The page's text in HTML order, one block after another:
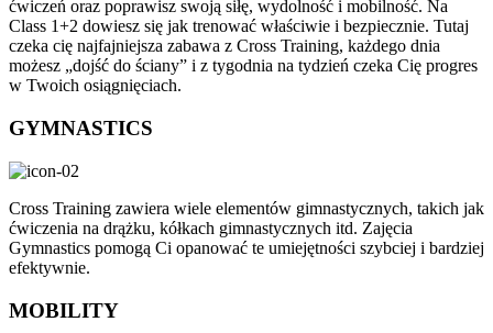
ćwiczeń oraz poprawisz swoją siłę, wydolność i mobilność. Na
Class 1+2 dowiesz się jak trenować właściwie i bezpiecznie. Tutaj
czeka cię najfajniejsza zabawa z Cross Training, każdego dnia
możesz „dojść do ściany” i z tygodnia na tydzień czeka Cię progres
w Twoich osiągnięciach.
GYMNASTICS
Cross Training zawiera wiele elementów gimnastycznych, takich jak
ćwiczenia na drążku, kółkach gimnastycznych itd. Zajęcia
Gymnastics pomogą Ci opanować te umiejętności szybciej i bardziej
efektywnie.
MOBILITY